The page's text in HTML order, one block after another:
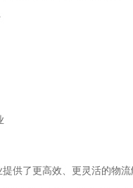
供了更高效、更灵活的物